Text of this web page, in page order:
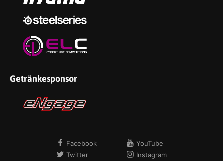
Getränkesponsor
Facebook
Twitter
YouTube
Instagram